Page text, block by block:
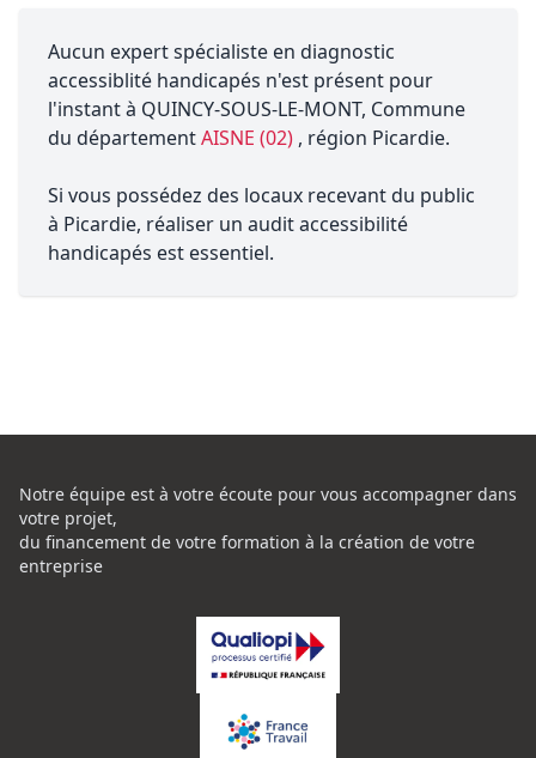
Aucun expert spécialiste en diagnostic
accessiblité handicapés n'est présent pour
l'instant à QUINCY-SOUS-LE-MONT, Commune
du départementAISNE (02) , région Picardie.
Si vous possédez des locaux recevant du public
à Picardie, réaliser un audit accessibilité
handicapés est essentiel.
Notre équipe est à votre écoute pour vous accompagner dans
votre projet,
du financement de votre formation à la création de votre
entreprise